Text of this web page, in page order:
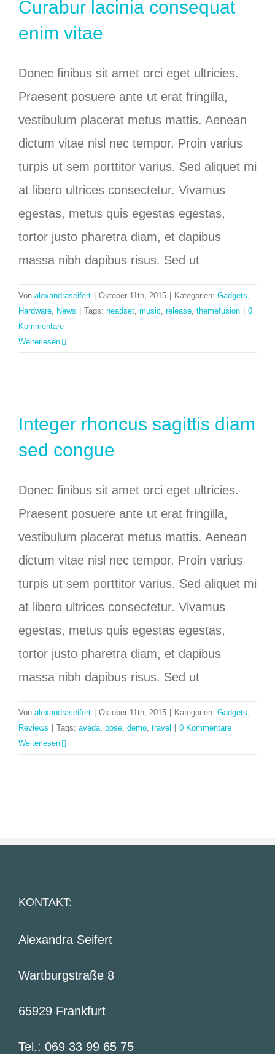
Curabur lacinia consequat
enim vitae
Donec finibus sit amet orci eget ultricies.
Praesent posuere ante ut erat fringilla,
vestibulum placerat metus mattis. Aenean
dictum vitae nisl nec tempor. Proin varius
turpis ut sem porttitor varius. Sed aliquet mi
at libero ultrices consectetur. Vivamus
egestas, metus quis egestas egestas,
tortor justo pharetra diam, et dapibus
massa nibh dapibus risus. Sed ut
Von alexandraseifert Oktober 11th, 2015 Kategorien: Gadgets,
Hardware, News Tags: headset, music, release, themefusion
0
Kommentare
Weiterlesen
Integer rhoncus sagittis diam
sed congue
Donec finibus sit amet orci eget ultricies.
Praesent posuere ante ut erat fringilla,
vestibulum placerat metus mattis. Aenean
dictum vitae nisl nec tempor. Proin varius
turpis ut sem porttitor varius. Sed aliquet mi
at libero ultrices consectetur. Vivamus
egestas, metus quis egestas egestas,
tortor justo pharetra diam, et dapibus
massa nibh dapibus risus. Sed ut
Von alexandraseifert Oktober 11th, 2015 Kategorien: Gadgets,
Reviews
Tags: avada, bose, demo, travel
0 Kommentare
Weiterlesen
KONTAKT:
Alexandra Seifert
Wartburgstraße 8
65929 Frankfurt
Tel.: 069 33 99 65 75